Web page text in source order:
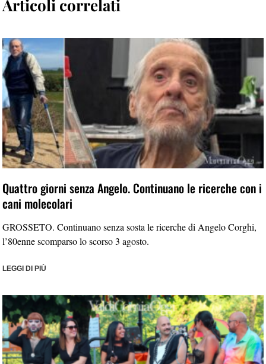
Articoli correlati
Quattro giorni senza Angelo. Continuano le ricerche con i
cani molecolari
GROSSETO. Continuano senza sosta le ricerche di Angelo Corghi,
l’80enne scomparso lo scorso 3 agosto.
LEGGI DI PIÙ